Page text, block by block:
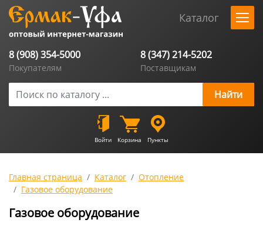
Каталог
8 (908) 354-5000
Покупателям
8 (347) 214-5202
Поставщикам
Войти Корзина Пункты
Главная страница Каталог
Отопление
Газовое оборудование
Газовое оборудование